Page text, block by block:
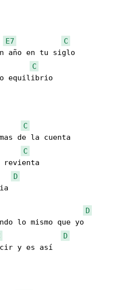
E7
C
año en tu siglo
C
C
C
revienta
D
D
D